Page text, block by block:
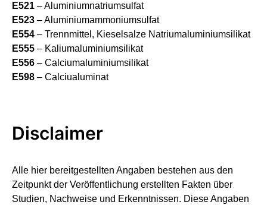
E521 – Aluminiumnatriumsulfat
E523 – Aluminiumammoniumsulfat
E554 – Trennmittel, Kieselsalze Natriumaluminiumsilikat
E555 – Kaliumaluminiumsilikat
E556 – Calciumaluminiumsilikat
E598 – Calciualuminat
Disclaimer
Alle hier bereitgestellten Angaben bestehen aus den
Zeitpunkt der Veröffentlichung erstellten Fakten über
Studien, Nachweise und Erkenntnissen. Diese Angaben